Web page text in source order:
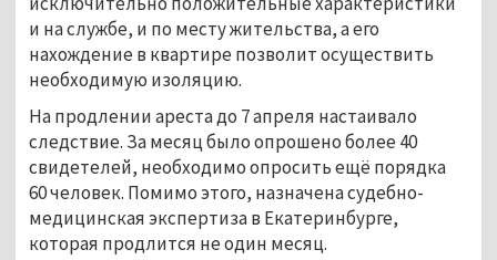
и на службе, и по месту жительства, а его
нахождение в квартире позволит осуществить
необходимую изоляцию.
На продлении ареста до 7 апреля настаивало
следствие. За месяц было опрошено более 40
свидетелей, необходимо опросить ещё порядка
60 человек. Помимо этого, назначена судебно-
медицинская экспертиза в Екатеринбурге,
которая продлится не один месяц.